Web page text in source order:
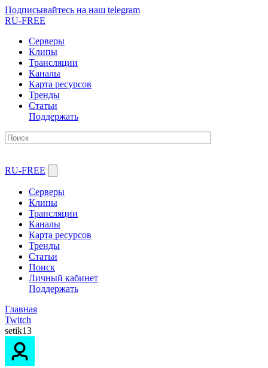
Подписывайтесь на наш telegram
RU-FREE
Серверы
Клипы
Трансляции
Каналы
Карта ресурсов
Тренды
Статьи
Поддержать
RU-FREE
Серверы
Клипы
Трансляции
Каналы
Карта ресурсов
Тренды
Статьи
Поиск
Личный кабинет
Поддержать
Главная
Twitch
setik13